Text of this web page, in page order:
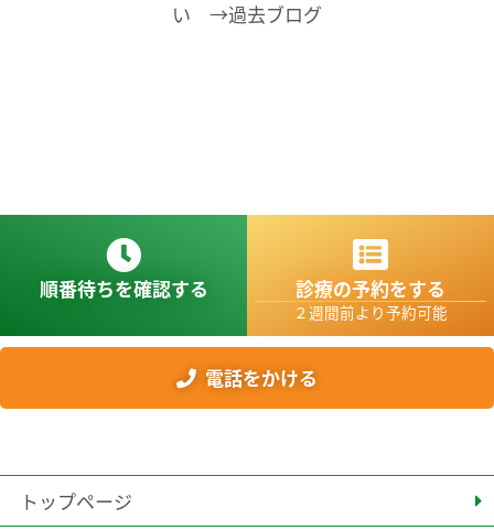
い →過去ブログ
順番待ちを確認する 診療の予約をする
２週間前より予約可能
電話をかける
トップページ